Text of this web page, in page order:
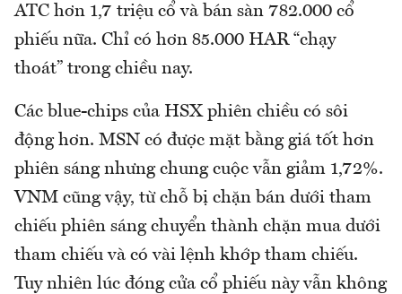
ATC hơn 1,7 triệu cổ và bán sàn 782.000 cổ
phiếu nữa. Chỉ có hơn 85.000 HAR “chạy
thoát” trong chiều nay.
Các blue-chips của HSX phiên chiều có sôi
động hơn. MSN có được mặt bằng giá tốt hơn
phiên sáng nhưng chung cuộc vẫn giảm 1,72%.
VNM cũng vậy, từ chỗ bị chặn bán dưới tham
chiếu phiên sáng chuyển thành chặn mua dưới
tham chiếu và có vài lệnh khớp tham chiếu.
Tuy nhiên lúc đóng cửa cổ phiếu này vẫn không